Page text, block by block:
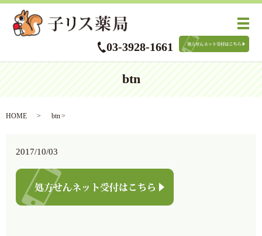
03-3928-1661
メ
btn
HOME btn
2017/10/03